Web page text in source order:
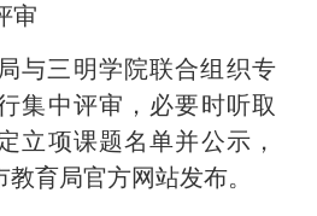
审
与三明学院联合组织专
集中评审，必要时听取
立项课题名单并公示，
教育局官方网站发布。